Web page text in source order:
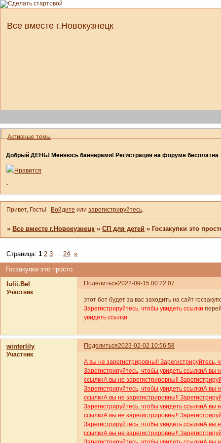
Все вместе г.Новокузнецк
Активные темы
Добрый ДЕНЬ! Меняюсь баннерами! Регистрация на форуме бесплатна
Нравится
-
Привет, Гость! Войдите или зарегистрируйтесь.
»Все вместе г.Новокузнецк »СП для детей »Госзакупки это
Госзакупки это просто
Страница:1 2 3 … 24 »
Поделиться2022-09-15 00:22:07
Iulii.Bel
Участник
этот бот будет за вас заходить на сайт
Зарегистрируйтесь, чтобы увидеть ссылки
увидеть ссылки
Поделиться2023-02-02 10:56:58
winterlily
Участник
А вы не зарегистрировны!! Зарегистрируйтесь,
Зарегистрируйтесь, чтобы увидеть ссылкиА вы
ссылкиА вы не зарегистрировны!!
Зарегистрируйтесь, чтобы увидеть ссылкиА вы
ссылкиА вы не зарегистрировны!!
Зарегистрируйтесь, чтобы увидеть ссылкиА вы
ссылкиА вы не зарегистрировны!!
Зарегистрируйтесь, чтобы увидеть ссылкиА вы
ссылкиА вы не зарегистрировны!!